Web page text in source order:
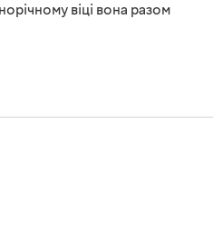
віці вона разом